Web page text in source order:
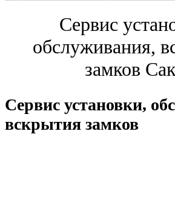
Сервис
обслуживания,
замков
Сервис установки,
вскрытия замков